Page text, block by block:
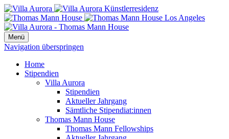
Menü
Navigation überspringen
Home
Stipendien
Villa Aurora
Stipendien
Aktueller Jahrgang
Sämtliche Stipendiat:innen
Thomas Mann House
Thomas Mann Fellowships